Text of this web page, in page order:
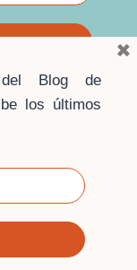
·
Escuela de
Política
Blog de
los últimos
×